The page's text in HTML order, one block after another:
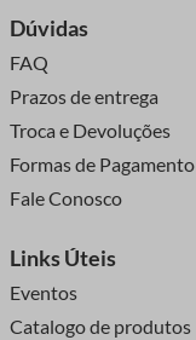
Dúvidas
FAQ
Prazos de entrega
Troca e Devoluções
Formas de Pagamento
Fale Conosco
Links Úteis
Eventos
Catalogo de produtos